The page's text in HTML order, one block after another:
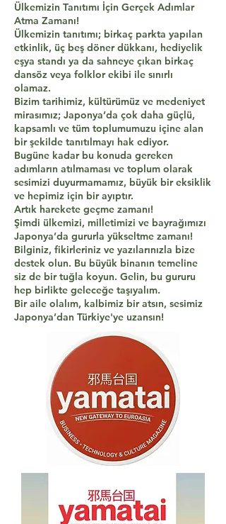
Ülkemizin Tanıtımı İçin Gerçek Adımlar
Atma Zamanı!
Ülkemizin tanıtımı; birkaç parkta yapılan
etkinlik, üç beş döner dükkanı, hediyelik
eşya standı ya da sahneye çıkan birkaç
dansöz veya folklor ekibi ile sınırlı
olamaz.
Bizim tarihimiz, kültürümüz ve medeniyet
mirasımız; Japonya’da çok daha güçlü,
kapsamlı ve tüm toplumumuzu içine alan
bir şekilde tanıtılmayı hak ediyor.
Bugüne kadar bu konuda gereken
adımların atılmaması ve toplum olarak
sesimizi duyurmamamız, büyük bir eksiklik
ve hepimiz için bir ayıptır.
Artık harekete geçme zamanı!
Şimdi ülkemizi, milletimizi ve bayrağımızı
Japonya’da gururla yükseltme zamanı!
Bilginiz, fikirleriniz ve yazılarınızla bize
destek olun. Bu büyük binanın temeline
siz de bir tuğla koyun. Gelin, bu gururu
hep birlikte geleceğe taşıyalım.
Bir aile olalım, kalbimiz bir atsın, sesimiz
Japonya’dan Türkiye'ye uzansın!